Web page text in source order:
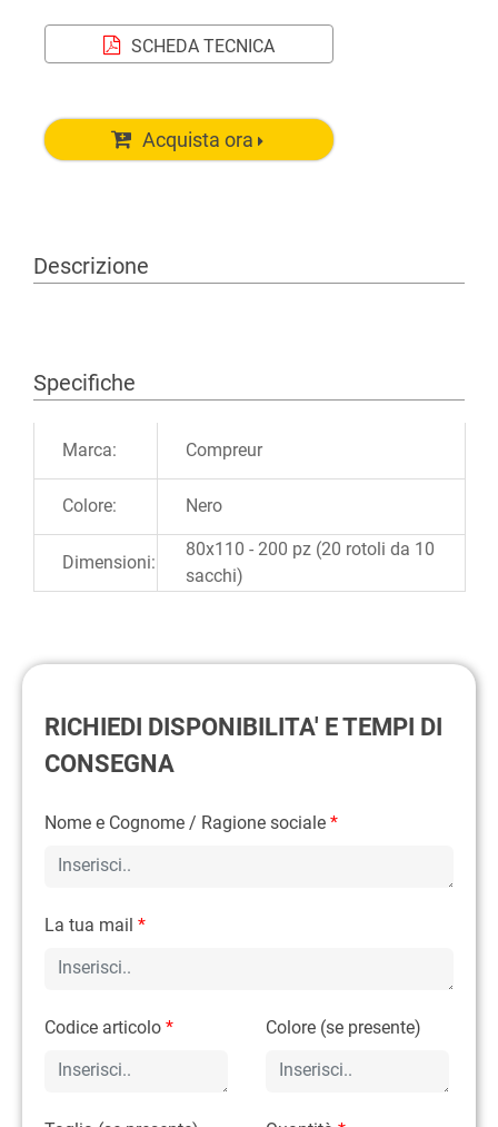
SCHEDA TECNICA
Acquista ora
Descrizione
Specifiche
Marca: Compreur
Colore: Nero
Dimensioni:
80x110 - 200 pz (20 rotoli da 10
sacchi)
RICHIEDI DISPONIBILITA' E TEMPI DI
CONSEGNA
Nome e Cognome / Ragione sociale *
La tua mail *
Codice articolo * Colore (se presente)